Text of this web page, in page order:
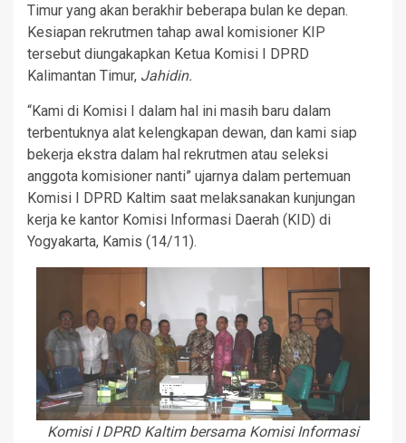
Timur yang akan berakhir beberapa bulan ke depan.
Kesiapan rekrutmen tahap awal komisioner KIP
tersebut diungakapkan Ketua Komisi I DPRD
Kalimantan Timur, Jahidin.
“Kami di Komisi I dalam hal ini masih baru dalam
terbentuknya alat kelengkapan dewan, dan kami siap
bekerja ekstra dalam hal rekrutmen atau seleksi
anggota komisioner nanti” ujarnya dalam pertemuan
Komisi I DPRD Kaltim saat melaksanakan kunjungan
kerja ke kantor Komisi Informasi Daerah (KID) di
Yogyakarta, Kamis (14/11).
Komisi I DPRD Kaltim bersama Komisi Informasi